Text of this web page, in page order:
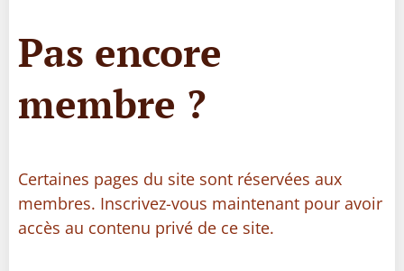
Pas encore
membre ?
Certaines pages du site sont réservées aux
membres. Inscrivez-vous maintenant pour avoir
accès au contenu privé de ce site.